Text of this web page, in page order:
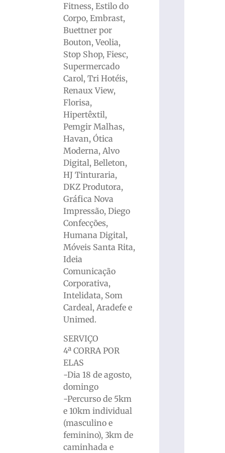
Fitness, Estilo do
Corpo, Embrast,
Buettner por
Bouton, Veolia,
Stop Shop, Fiesc,
Supermercado
Carol, Tri Hotéis,
Renaux View,
Florisa,
Hipertêxtil,
Pemgir Malhas,
Havan, Ótica
Moderna, Alvo
Digital, Belleton,
HJ Tinturaria,
DKZ Produtora,
Gráfica Nova
Impressão, Diego
Confecções,
Humana Digital,
Móveis Santa Rita,
Ideia
Comunicação
Corporativa,
Intelidata, Som
Cardeal, Aradefe e
Unimed.
SERVIÇO
4ª CORRA POR
ELAS
-Dia 18 de agosto,
domingo
-Percurso de 5km
e 10km individual
(masculino e
feminino), 3km de
caminhada e